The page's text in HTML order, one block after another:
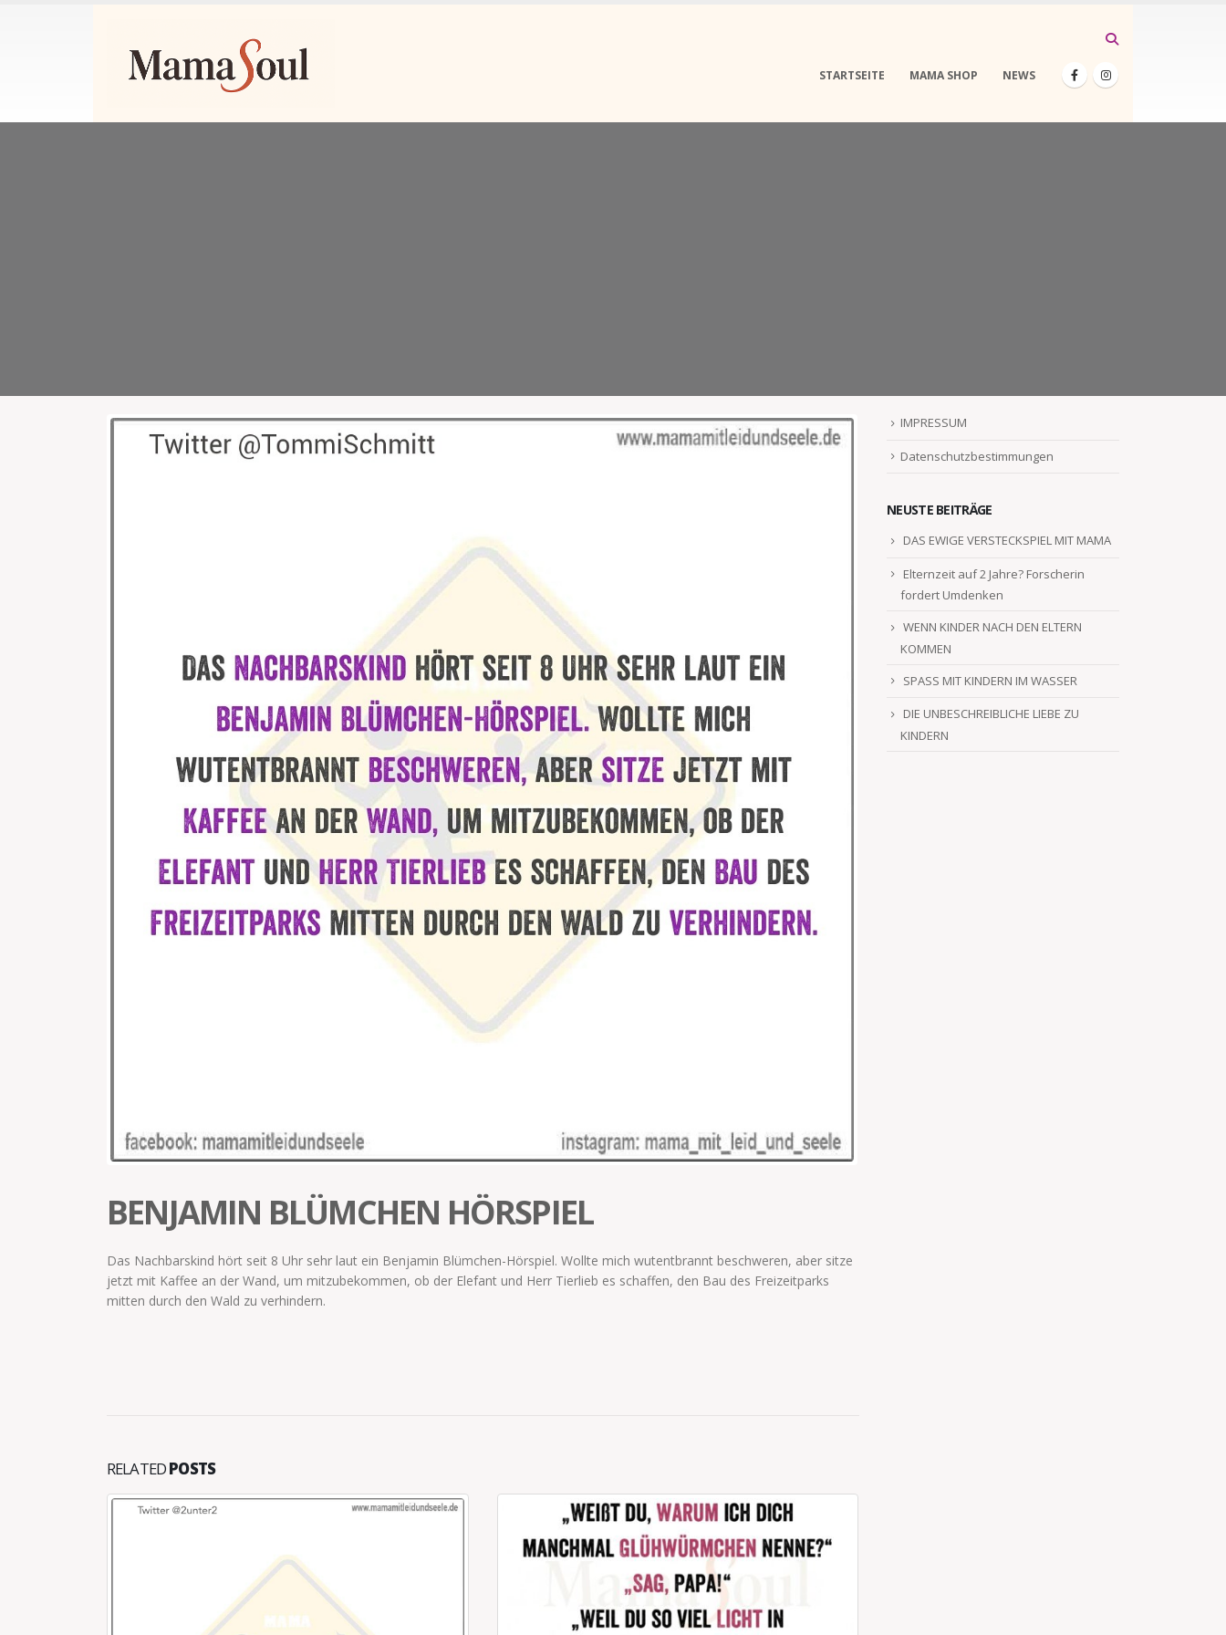
STARTSEITE MAMA SHOP NEWS
BENJAMIN BLÜMCHEN HÖRSPIEL
Das Nachbarskind hört seit 8 Uhr sehr laut ein Benjamin Blümchen-Hörspiel. Wollte mich wutentbrannt beschweren, aber sitze
jetzt mit Kaffee an der Wand, um mitzubekommen, ob der Elefant und Herr Tierlieb es schaffen, den Bau des Freizeitparks
mitten durch den Wald zu verhindern.
RELATEDPOSTS
IMPRESSUM
Datenschutzbestimmungen
NEUSTE BEITRÄGE
DAS EWIGE VERSTECKSPIEL MIT MAMA
Elternzeit auf 2 Jahre? Forscherin
fordert Umdenken
WENN KINDER NACH DEN ELTERN
KOMMEN
SPASS MIT KINDERN IM WASSER
DIE UNBESCHREIBLICHE LIEBE ZU
KINDERN